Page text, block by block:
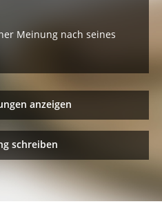
Meinung nach seines
anzeigen
schreiben